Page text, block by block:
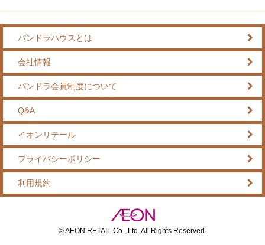
パンドラハウスとは
会社情報
パンドラ会員制度について
Q&A
イオンリテール
プライバシーポリシー
利用規約
© AEON RETAIL Co., Ltd. All Rights Reserved.